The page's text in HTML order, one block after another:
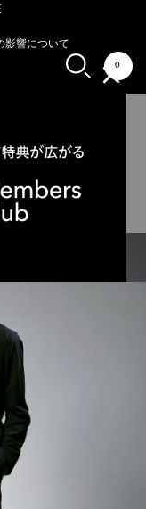
影響について
3Bのショーツ
0
×